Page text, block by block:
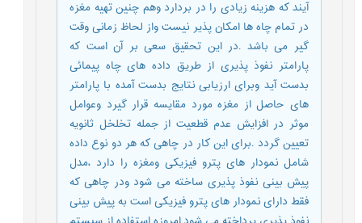
آیند که هزینه زیادی را در بردارد وهم چنین تهیه مغزه
در تمام چاه ها امکان پذیر نیست واز لحاظ زمانی وقت
گیر می باشد .در این تحقیق سعی بر آن است که
پارامتر نفوذ پذیری از طریق داده های چاه پیمائی
بدست آید وبرای ارزیابی نتایج بدست آمده با پارامتر
های حاصل از مغزه مورد مقایسه قرار گیرد وعوامل
موثر در افزایش عدم قطعیت از جمله تخلخل ثانویه
تعیین گردد .برای این کار در چاهی که هر دو نوع داده
شامل نمودار های پترو فیزیکی ومغزه را دارد ،مدل
پیش بینی نفوذ پذیری ساخته می شود ودر چاهی که
فقط دارای نمودار های پترو فیزیکی است به پیش بینی